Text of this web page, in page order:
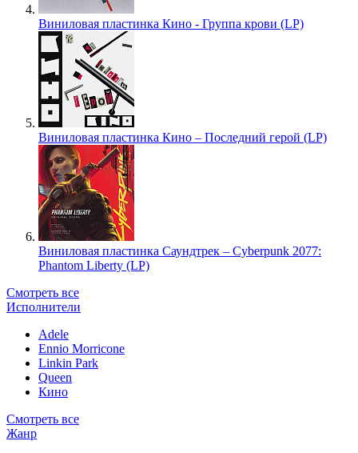
Виниловая пластинка Кино - Группа крови (LP)
Виниловая пластинка Кино – Последний герой (LP)
Виниловая пластинка Саундтрек – Cyberpunk 2077:
Phantom Liberty (LP)
Смотреть все
Исполнители
Adele
Ennio Morricone
Linkin Park
Queen
Кино
Смотреть все
Жанр